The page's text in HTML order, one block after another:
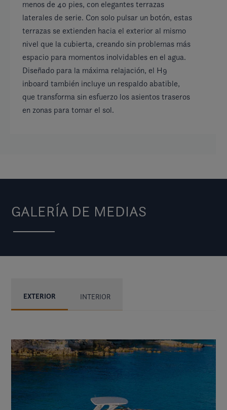
menos de 40 pies, con elegantes terrazas
laterales de serie. Con solo pulsar un botón, estas
terrazas se extienden hacia el exterior al mismo
nivel que la cubierta, creando sin problemas más
espacio para momentos inolvidables en el agua.
Diseñado para la máxima relajación, el H9
inboard también incluye un respaldo abatible,
que transforma sin esfuerzo los asientos traseros
en zonas para tomar el sol.
GALERÍA DE MEDIAS
EXTERIOR INTERIOR